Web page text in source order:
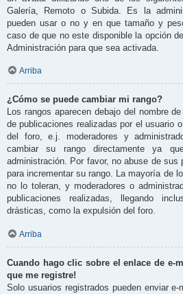
Galería, Remoto o Subida. Es la
pueden usar o no y en que tamaño y
caso de que no este disponible la opción
Administración para que sea activada.
Arriba
¿Cómo se puede cambiar mi rango?
Los rangos aparecen debajo del nombre
de publicaciones realizadas por el usuario
del foro, e.j. moderadores y
cambiar su rango directamente ya
administración. Por favor, no abuse de sus
para incrementar su rango. La mayoría de
no lo toleran, y moderadores o
publicaciones realizadas, llegando
drásticas, como la expulsión del foro.
Arriba
Cuando hago clic sobre el enlace de e-
que me registre!
Solo usuarios registrados pueden enviar